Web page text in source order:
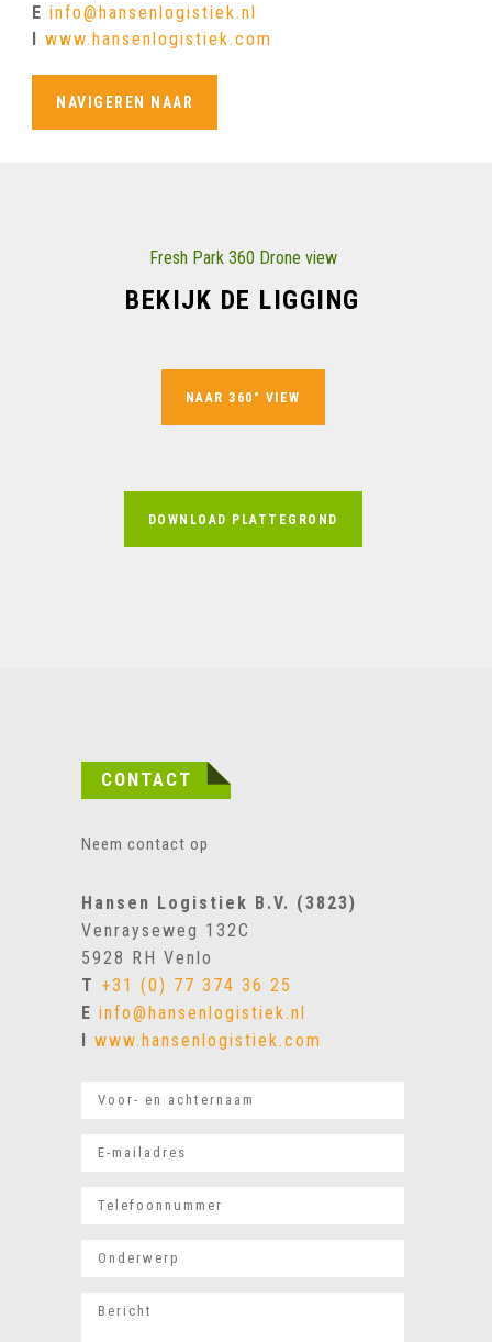
E info@hansenlogistiek.nl
I www.hansenlogistiek.com
NAVIGEREN NAAR
Fresh Park 360 Drone view
BEKIJK DE LIGGING
NAAR 360° VIEW
DOWNLOAD PLATTEGROND
CONTACT
Neem contact op
Hansen Logistiek B.V. (3823)
Venrayseweg 132C
5928 RH Venlo
T +31 (0) 77 374 36 25
E info@hansenlogistiek.nl
I www.hansenlogistiek.com